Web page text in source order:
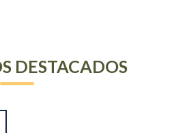
DESTACADOS